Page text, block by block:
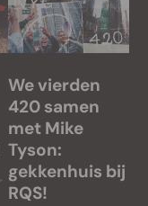
We vierden
420 samen
met Mike
Tyson:
gekkenhuis bij
RQS!